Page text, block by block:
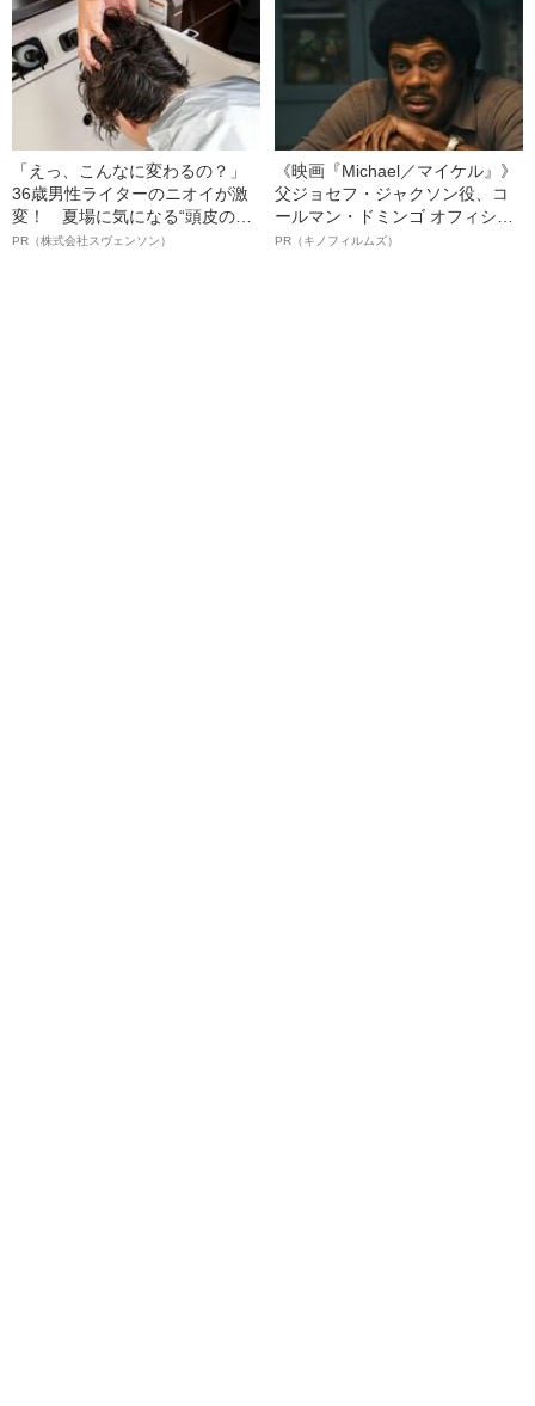
「えっ、こんなに変わるの？」
36歳男性ライターのニオイが激
変！ 夏場に気になる“頭皮のニ
オイ”や“ベタつき”を解消す
PR（株式会社スヴェンソン）
《映画『Michael／マイケル』》
父ジョセフ・ジャクソン役、コ
ールマン・ドミンゴ オフィシャ
ルインタビュー“観客を魅了した
PR（キノフィルムズ）